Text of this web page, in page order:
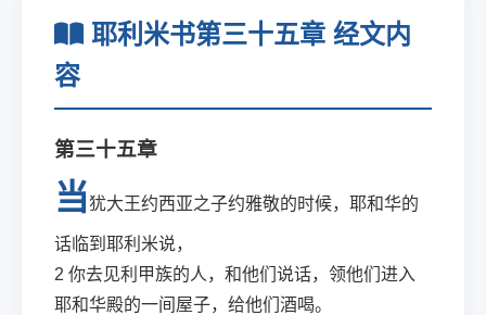
耶利米书第三十五章 经文内
容
第三十五章
当犹大王约西亚之子约雅敬的时候，耶和华的
话临到耶利米说，
2 你去见利甲族的人，和他们说话，领他们进入
耶和华殿的一间屋子，给他们酒喝。